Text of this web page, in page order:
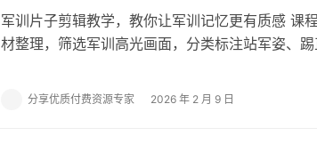
军训片子剪辑教学，教你让军训记忆更有质感 课
材整理，筛选军训高光画面，分类标注站军姿、
分享优质付费资源专家 2026 年 2 月 9 日